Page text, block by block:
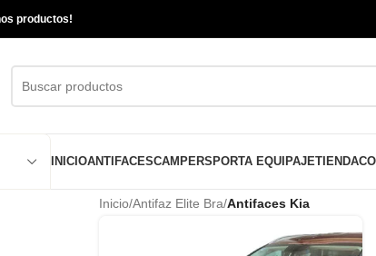
productos!
INICIOANTIFACESCAMPERS PORTA EQUIPAJETIENDA
Inicio/Antifaz Elite Bra/Antifaces Kia